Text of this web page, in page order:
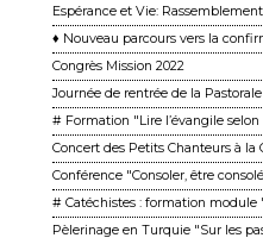
Espérance et Vie:
♦ Nouveau parcours vers la
Congrès Mission 2022
Journée de rentrée de la
# Formation "Lire l’évangile
Concert des Petits Chanteurs à la
Conférence "Consoler, être
# Catéchistes : formation module
Pèlerinage en Turquie "Sur les